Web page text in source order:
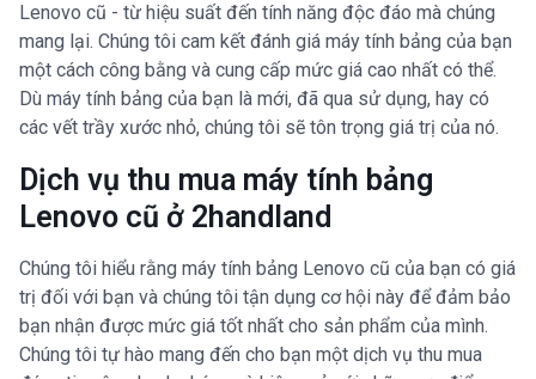
Lenovo cũ - từ hiệu suất đến tính năng độc đáo mà chúng
mang lại. Chúng tôi cam kết đánh giá máy tính bảng của bạn
một cách công bằng và cung cấp mức giá cao nhất có thể.
Dù máy tính bảng của bạn là mới, đã qua sử dụng, hay có
các vết trầy xước nhỏ, chúng tôi sẽ tôn trọng giá trị của nó.
Dịch vụ thu mua máy tính bảng
Lenovo cũ ở 2handland
Chúng tôi hiểu rằng máy tính bảng Lenovo cũ của bạn có giá
trị đối với bạn và chúng tôi tận dụng cơ hội này để đảm bảo
bạn nhận được mức giá tốt nhất cho sản phẩm của mình.
Chúng tôi tự hào mang đến cho bạn một dịch vụ thu mua